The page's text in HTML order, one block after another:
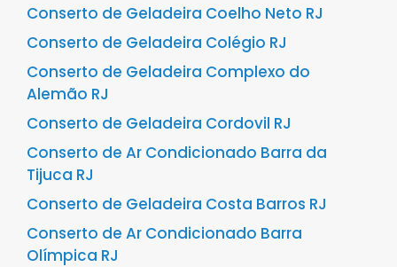
Conserto de Geladeira Coelho Neto RJ
Conserto de Geladeira Colégio RJ
Conserto de Geladeira Complexo do
Alemão RJ
Conserto de Geladeira Cordovil RJ
Conserto de Ar Condicionado Barra da
Tijuca RJ
Conserto de Geladeira Costa Barros RJ
Conserto de Ar Condicionado Barra
Olímpica RJ